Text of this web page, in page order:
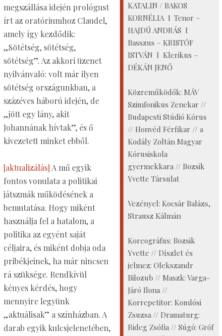
KATALIN / BAKOS
KORNÉLIA I Tenor –
HAJDÚ ANDRÁS I
Basszus – KRISTÓF
ISTVÁN I Klerikus –
DÉKÁN JENŐ
Közreműködők: MÁV
Szimfonikus Zenekar //
Budapesti Stúdió Kórus
// Honvéd Férfikar // a
Kodály Zoltán Magyar
Kórusiskola
gyermekkara // Bozsik
Yvette Társulat
Vezényel: Kocsár Balázs,
Strausz Kálmán
Koreográfus: Bozsik
Yvette // Díszlet és
jelmez: Olekszandr
Bilozub // Maszk: Varga-
Járó Ilona //
Korrepetitor: Komlósi
Zsuzsa // Dramaturg:
Rideg Zsófia // Súgó: Gróf
megszállása idején prológust
írt az oratóriumhoz Claudel,
amely így kezdődik:
„Sötétség, sötétség,
sötétség”. Az akkori üzenet
nyilvánvaló: volt már ilyen
sötétség országunkban, a
százéves háború idején, de
„jött egy lány, akit
Johannának hívtak”, és ő
kivezetett minket ebből.
[aktualizálás]A mű egyik
fontos vonulata a politikai
játszmák működésének a
bemutatása. Hogy miként
használja fel a hatalom, a
politika az egyént saját
céljaira, és miként dobja oda
pribékjeinek, ha már nincsen
rá szüksége. Rendkívül
kényes kérdés, hogy
mennyire legyünk
„aktuálisak” a színházban. A
darab egyik kulcsjelenetében,